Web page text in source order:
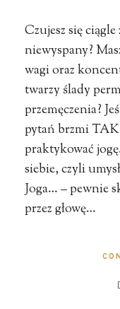
Czujesz się
niewyspany?
wagi oraz
twarzy ślady
przemęczenia?
pytań brzmi TAK,
praktykować
siebie, czyli
Joga… – pewnie
przez głowę…